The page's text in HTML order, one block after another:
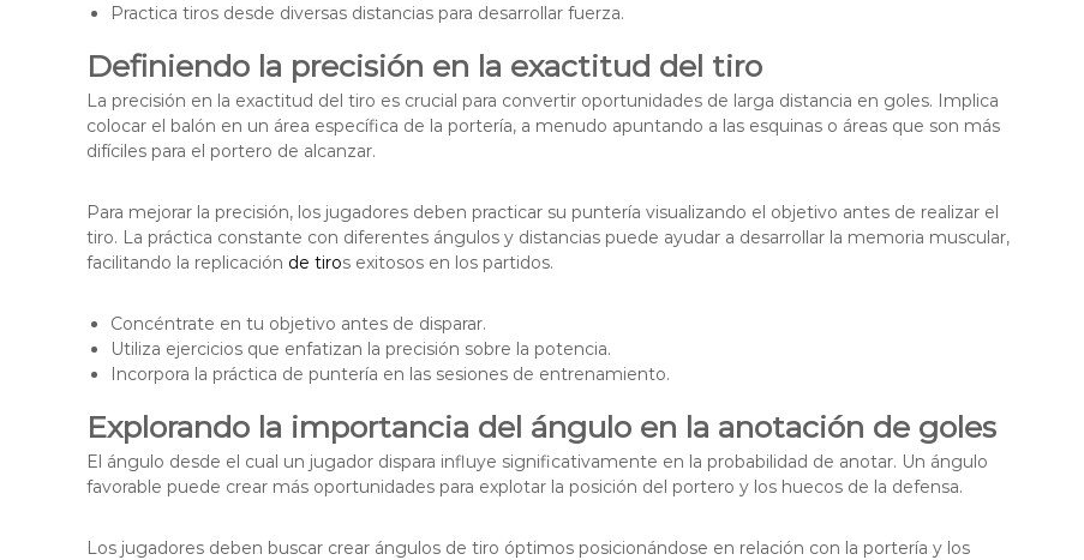
Practica tiros desde diversas distancias para desarrollar fuerza.
Definiendo la precisión en la exactitud del tiro
La precisión en la exactitud del tiro es crucial para convertir oportunidades de larga distancia en goles. Implica
colocar el balón en un área específica de la portería, a menudo apuntando a las esquinas o áreas que son más
difíciles para el portero de alcanzar.
Para mejorar la precisión, los jugadores deben practicar su puntería visualizando el objetivo antes de realizar el
tiro. La práctica constante con diferentes ángulos y distancias puede ayudar a desarrollar la memoria muscular,
facilitando la replicación de tiros exitosos en los partidos.
Concéntrate en tu objetivo antes de disparar.
Utiliza ejercicios que enfatizan la precisión sobre la potencia.
Incorpora la práctica de puntería en las sesiones de entrenamiento.
Explorando la importancia del ángulo en la anotación de goles
El ángulo desde el cual un jugador dispara influye significativamente en la probabilidad de anotar. Un ángulo
favorable puede crear más oportunidades para explotar la posición del portero y los huecos de la defensa.
Los jugadores deben buscar crear ángulos de tiro óptimos posicionándose en relación con la portería y los